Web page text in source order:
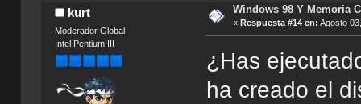
kurt
Moderador Global
Intel Pentium III
Windows 98 Y Memoria
« Respuesta #14 en: Agosto
¿Has
ha creado el